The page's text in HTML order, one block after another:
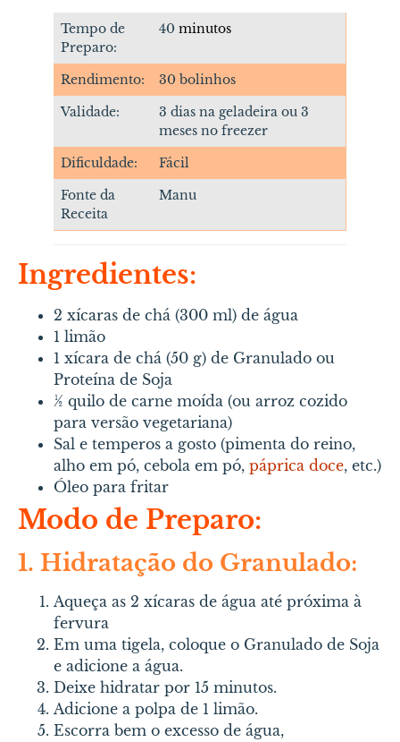
Tempo de
Preparo:
40 minutos
Rendimento:
30 bolinhos
Validade:
3 dias na geladeira ou 3
meses no freezer
Dificuldade:
Fácil
Fonte da
Receita
Manu
Ingredientes:
2 xícaras de chá (300 ml) de água
1 limão
1 xícara de chá (50 g) de Granulado ou
Proteína de Soja
½ quilo de carne moída (ou arroz cozido
para versão vegetariana)
Sal e temperos a gosto (pimenta do reino,
alho em pó, cebola em pó, páprica doce, etc.)
Óleo para fritar
Modo de Preparo:
1. Hidratação do Granulado:
Aqueça as 2 xícaras de água até próxima à
fervura
Em uma tigela, coloque o Granulado de Soja
e adicione a água.
Deixe hidratar por 15 minutos.
Adicione a polpa de 1 limão.
Escorra bem o excesso de água,